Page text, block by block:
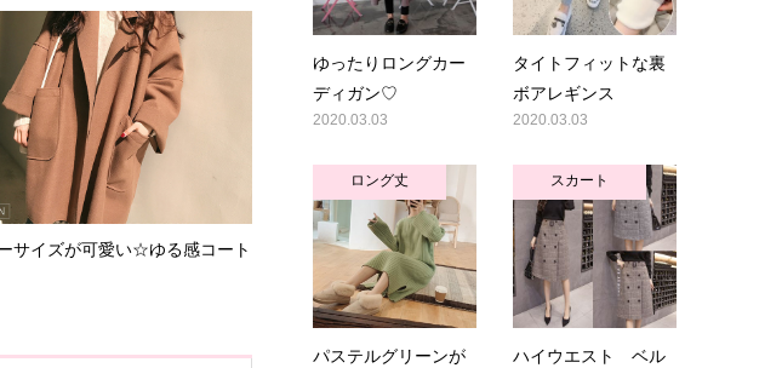
サイズが可愛い☆ゆる感コート
ゆったりロングカー
ディガン♡
2020.03.03
タイトフィットな裏
ボアレギンス
2020.03.03
ロング丈
パステルグリーンが
スカート
ハイウエスト ベル